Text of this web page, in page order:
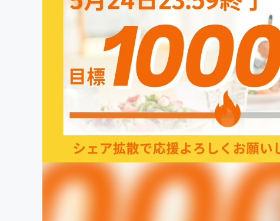
ビジネス・起業
まちづくり・地域活性化